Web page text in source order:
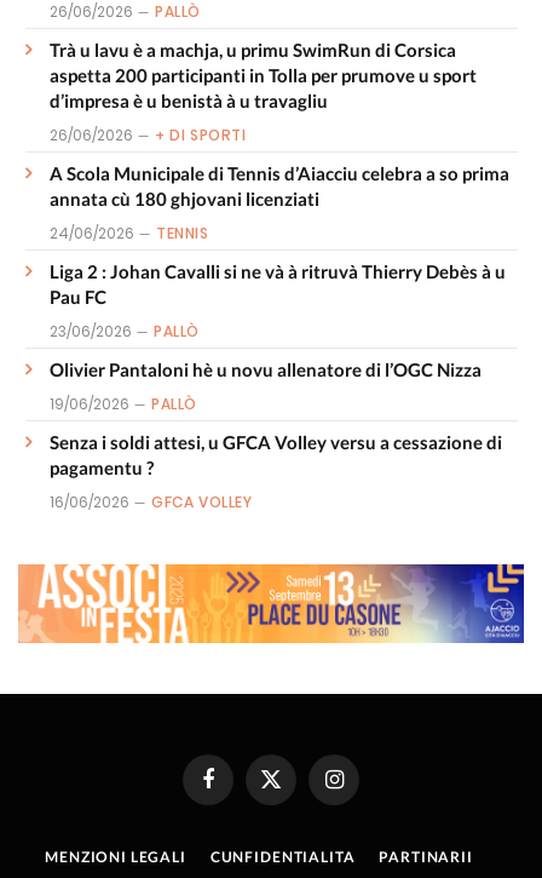
26/06/2026 PALLÒ
Trà u lavu è a machja, u primu SwimRun di Corsica
aspetta 200 participanti in Tolla per prumove u sport
d’impresa è u benistà à u travagliu
26/06/2026 + DI SPORTI
A Scola Municipale di Tennis d’Aiacciu celebra a so prima
annata cù 180 ghjovani licenziati
24/06/2026 TENNIS
Liga 2 : Johan Cavalli si ne và à ritruvà Thierry Debès à u
Pau FC
23/06/2026 PALLÒ
Olivier Pantaloni hè u novu allenatore di l’OGC Nizza
19/06/2026 PALLÒ
Senza i soldi attesi, u GFCA Volley versu a cessazione di
pagamentu ?
16/06/2026 GFCA VOLLEY
FacebookX
Instagram
MENZIONI LEGALI CUNFIDENTIALITA PARTINARII